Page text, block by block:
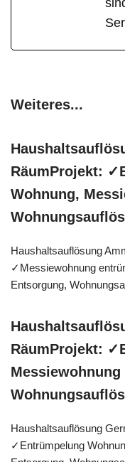
Weiteres...
RäumProjekt:
Wohnung,
Haushaltsauflösung
✓Messiewohnung
Entsorgung,
RäumProjekt:
Haushaltsauflösung
✓Entrümpelung